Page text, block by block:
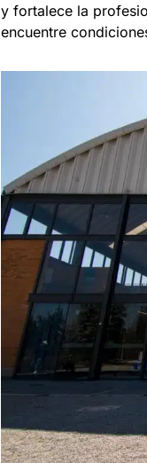
y fortalece la
encuentre